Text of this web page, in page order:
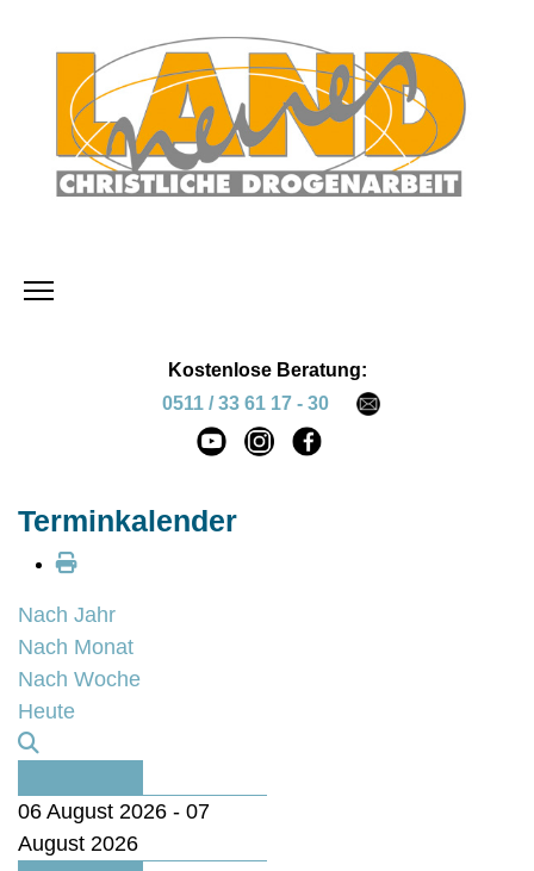
Kostenlose Beratung:
0511 / 33 61 17 - 30
Terminkalender
Nach Jahr
Nach Monat
Nach Woche
Heute
06 August 2026 - 07
August 2026